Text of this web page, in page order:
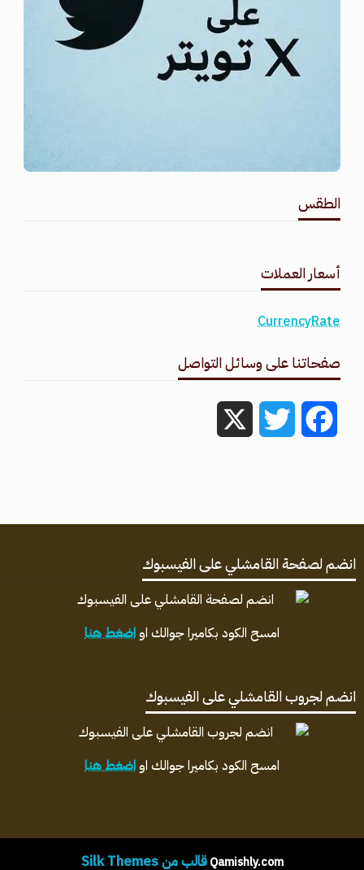
الطقس
أسعار العملات
CurrencyRate
صفحاتنا على وسائل التواصل
Facebook
Twitter
انضم لصفحة القامشلي على الفيسبوك
امسح الكود بكاميرا جوالك اواضغط هنا
انضم لجروب القامشلي على الفيسبوك
امسح الكود بكاميرا جوالك اواضغط هنا
Qamishly.com قالب من Silk Themes